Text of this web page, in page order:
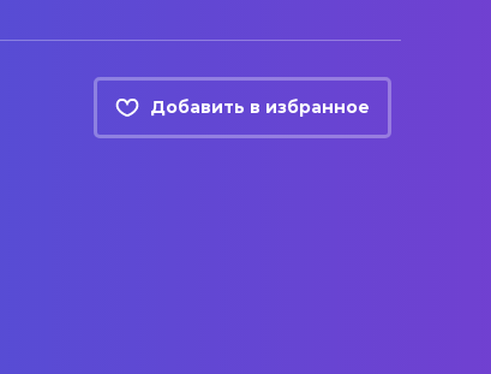
Добавить в избранное